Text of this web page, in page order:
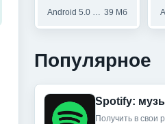
др (Мод, Android 5.0 и выше 39 Мб
Популярное
Получить в свои